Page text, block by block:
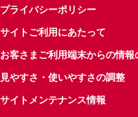
プライバシーポリシー
サイトご利用にあたって
お客さまご利用端末からの情
見やすさ・使いやすさの調整
サイトメンテナンス情報